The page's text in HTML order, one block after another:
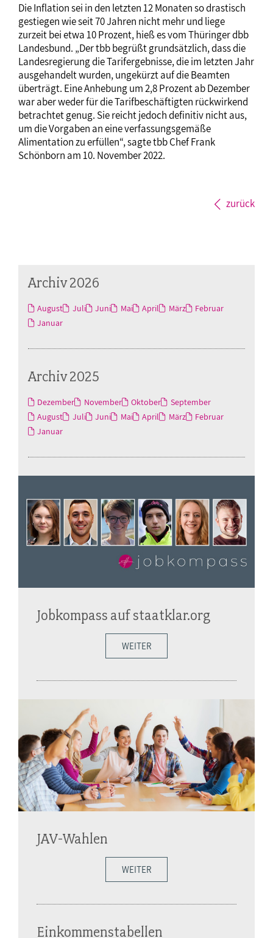
Die Inflation sei in den letzten 12 Monaten so drastisch
gestiegen wie seit 70 Jahren nicht mehr und liege
zurzeit bei etwa 10 Prozent, hieß es vom Thüringer dbb
Landesbund. „Der tbb begrüßt grundsätzlich, dass die
Landesregierung die Tarifergebnisse, die im letzten Jahr
ausgehandelt wurden, ungekürzt auf die Beamten
überträgt. Eine Anhebung um 2,8 Prozent ab Dezember
war aber weder für die Tarifbeschäftigten rückwirkend
betrachtet genug. Sie reicht jedoch definitiv nicht aus,
um die Vorgaben an eine verfassungsgemäße
Alimentation zu erfüllen“, sagte tbb Chef Frank
Schönborn am 10. November 2022.
zurück
Archiv 2026
August Juli Juni Mai April März
Februar
Januar
Archiv 2025
Dezember November Oktober
September
August
Juli Juni Mai April März
Februar
Januar
Jobkompass auf staatklar.org
WEITER
JAV-Wahlen
WEITER
Einkommenstabellen